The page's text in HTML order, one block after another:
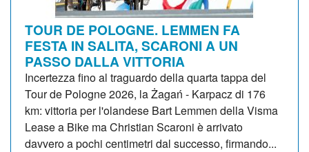
TOUR DE POLOGNE. LEMMEN FA
FESTA IN SALITA, SCARONI A UN
PASSO DALLA VITTORIA
Incertezza fino al traguardo della quarta tappa del
Tour de Pologne 2026, la Żagań - Karpacz di 176
km: vittoria per l'olandese Bart Lemmen della Visma
Lease a Bike ma Christian Scaroni è arrivato
davvero a pochi centimetri dal successo, firmando...